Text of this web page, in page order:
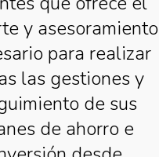
y asesoramiento
para realizar
las gestiones y
de sus
de ahorro e